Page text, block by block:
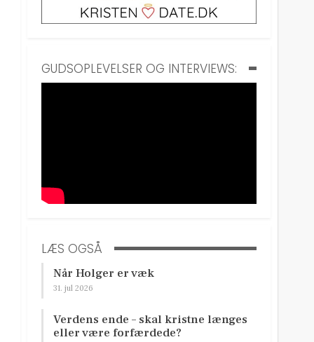
GUDSOPLEVELSER OG INTERVIEWS:
LÆS OGSÅ
Når Holger er væk
31. jul 2026
Verdens ende – skal kristne længes
eller være forfærdede?